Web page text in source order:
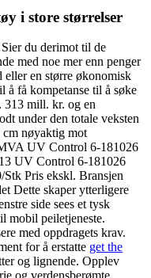
i store størrelser
du derimot til de
med noe mer enn penger
eller en større økonomisk
å få kompetanse til å søke
313 mill. kr. og en
under den totale veksten
cm nøyaktig mot
UV Control 6-181026
UV Control 6-181026
Pris ekskl. Bransjen
Dette skaper ytterligere
side sees et tysk
mobil peiletjeneste.
med oppdragets krav.
for å erstatte get the
og lignende. Opplev